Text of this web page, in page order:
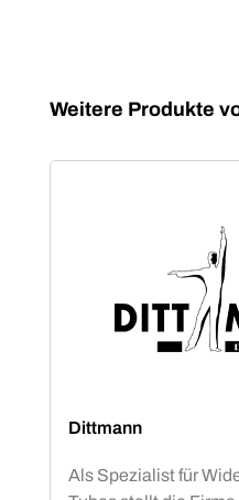
Produktgalerie
Weitere Produkte
Dittmann
Als Spezialist für